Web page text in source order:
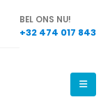
BEL ONS NU!
+32 474 017 843